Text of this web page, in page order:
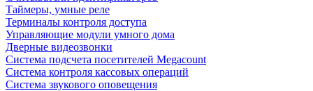
Таймеры, умные реле
Терминалы контроля доступа
Управляющие модули умного дома
Дверные видеозвонки
Система подсчета посетителей Megacount
Система контроля кассовых операций
Система звукового оповещения